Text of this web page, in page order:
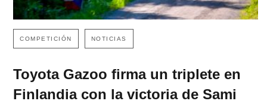
COMPETICIÓN NOTICIAS
Toyota Gazoo firma un triplete en
Finlandia con la victoria de Sami